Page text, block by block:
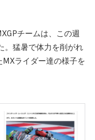
チームは、この週
。猛暑で体力を削がれ
ライダー達の様子を